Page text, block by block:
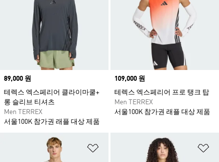
Price
89,000 원
테렉스 엑스페리어 클라이마쿨+
롱 슬리브 티셔츠
Men TERREX
서울100K 참가권 래플 대상 제품
Price
109,000 원
테렉스 엑스페리어 프로 탱크 탑
Men TERREX
서울100K 참가권 래플 대상 제품
위시리스트 담기